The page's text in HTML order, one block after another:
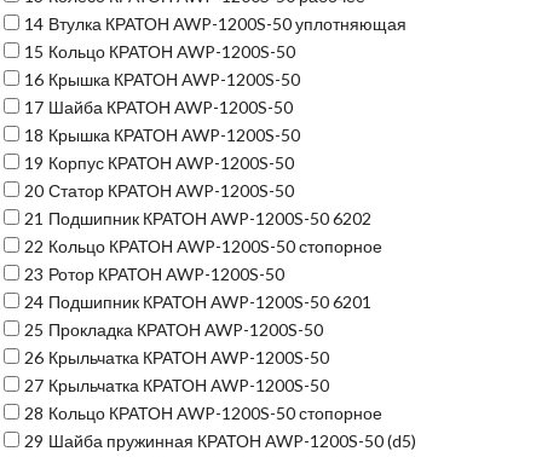
14 Втулка КРАТОН AWP-1200S-50 уплотняющая
15 Кольцо КРАТОН AWP-1200S-50
16 Крышка КРАТОН AWP-1200S-50
17 Шайба КРАТОН AWP-1200S-50
18 Крышка КРАТОН AWP-1200S-50
19 Корпус КРАТОН AWP-1200S-50
20 Статор КРАТОН AWP-1200S-50
21 Подшипник КРАТОН AWP-1200S-50 6202
22 Кольцо КРАТОН AWP-1200S-50 стопорное
23 Ротор КРАТОН AWP-1200S-50
24 Подшипник КРАТОН AWP-1200S-50 6201
25 Прокладка КРАТОН AWP-1200S-50
26 Крыльчатка КРАТОН AWP-1200S-50
27 Крыльчатка КРАТОН AWP-1200S-50
28 Кольцо КРАТОН AWP-1200S-50 стопорное
29 Шайба пружинная КРАТОН AWP-1200S-50 (d5)